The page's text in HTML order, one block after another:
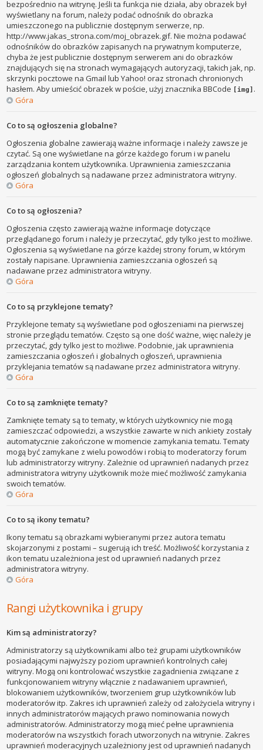
bezpośrednio na witrynę. Jeśli ta funkcja nie działa, aby obrazek był
wyświetlany na forum, należy podać odnośnik do obrazka
umieszczonego na publicznie dostępnym serwerze, np.
http://www.jakas_strona.com/moj_obrazek.gif. Nie można podawać
odnośników do obrazków zapisanych na prywatnym komputerze,
chyba że jest publicznie dostępnym serwerem ani do obrazków
znajdujących się na stronach wymagających autoryzacji, takich jak, np.
skrzynki pocztowe na Gmail lub Yahoo! oraz stronach chronionych
hasłem. Aby umieścić obrazek w poście, użyj znacznika BBCode [img] .
Góra
Co to są ogłoszenia globalne?
Ogłoszenia globalne zawierają ważne informacje i należy zawsze je
czytać. Są one wyświetlane na górze każdego forum i w panelu
zarządzania kontem użytkownika. Uprawnienia zamieszczania
ogłoszeń globalnych są nadawane przez administratora witryny.
Góra
Co to są ogłoszenia?
Ogłoszenia często zawierają ważne informacje dotyczące
przeglądanego forum i należy je przeczytać, gdy tylko jest to możliwe.
Ogłoszenia są wyświetlane na górze każdej strony forum, w którym
zostały napisane. Uprawnienia zamieszczania ogłoszeń są
nadawane przez administratora witryny.
Góra
Co to są przyklejone tematy?
Przyklejone tematy są wyświetlane pod ogłoszeniami na pierwszej
stronie przeglądu tematów. Często są one dość ważne, więc należy je
przeczytać, gdy tylko jest to możliwe. Podobnie, jak uprawnienia
zamieszczania ogłoszeń i globalnych ogłoszeń, uprawnienia
przyklejania tematów są nadawane przez administratora witryny.
Góra
Co to są zamknięte tematy?
Zamknięte tematy są to tematy, w których użytkownicy nie mogą
zamieszczać odpowiedzi, a wszystkie zawarte w nich ankiety zostały
automatycznie zakończone w momencie zamykania tematu. Tematy
mogą być zamykane z wielu powodów i robią to moderatorzy forum
lub administratorzy witryny. Zależnie od uprawnień nadanych przez
administratora witryny użytkownik może mieć możliwość zamykania
swoich tematów.
Góra
Co to są ikony tematu?
Ikony tematu są obrazkami wybieranymi przez autora tematu
skojarzonymi z postami – sugerują ich treść. Możliwość korzystania z
ikon tematu uzależniona jest od uprawnień nadanych przez
administratora witryny.
Góra
Rangi użytkownika i grupy
Kim są administratorzy?
Administratorzy są użytkownikami albo też grupami użytkowników
posiadającymi najwyższy poziom uprawnień kontrolnych całej
witryny. Mogą oni kontrolować wszystkie zagadnienia związane z
funkcjonowaniem witryny włącznie z nadawaniem uprawnień,
blokowaniem użytkowników, tworzeniem grup użytkowników lub
moderatorów itp. Zakres ich uprawnień zależy od założyciela witryny i
innych administratorów mających prawo nominowania nowych
administratorów. Administratorzy mogą mieć pełne uprawnienia
moderatorów na wszystkich forach utworzonych na witrynie. Zakres
uprawnień moderacyjnych uzależniony jest od uprawnień nadanych